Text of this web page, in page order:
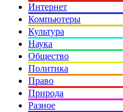
Интернет
Компьютеры
Культура
Наука
Общество
Политика
Право
Природа
Разное